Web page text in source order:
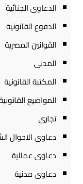
الدعاوى الجنائية
الدفوع القانونية
القوانين المصرية
المدنى
المكتبة القانونية
المواضيع
تجارى
دعاوى الاحوال
دعاوى عمالية
دعاوى مدنية